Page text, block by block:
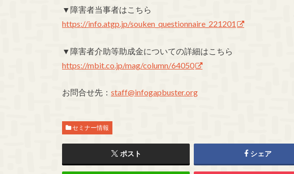
▼障害者当事者はこちら
https://info.atgp.jp/souken_questionnaire_221201
▼障害者介助等助成金についての詳細はこちら
https://mbit.co.jp/mag/column/64050
お問合せ先： staff@infogapbuster.org
セミナー情報
ポスト シェア